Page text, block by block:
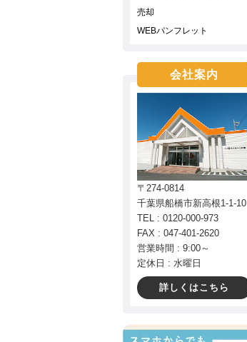
売却
WEBパンフレット
会社案内
〒274-0814
千葉県船橋市新高根1-1-10
TEL : 0120-000-973
FAX : 047-401-2620
営業時間 : 9:00～
定休日 : 水曜日
詳しくはこちら